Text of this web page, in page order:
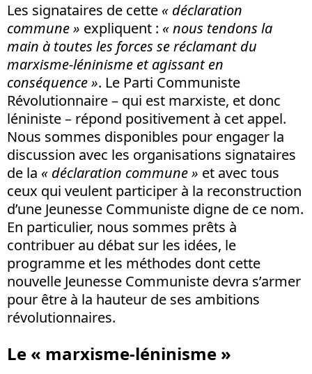
Les signataires de cette « déclaration
commune » expliquent : « nous tendons la
main à toutes les forces se réclamant du
marxisme-léninisme et agissant en
conséquence ». Le Parti Communiste
Révolutionnaire – qui est marxiste, et donc
léniniste – répond positivement à cet appel.
Nous sommes disponibles pour engager la
discussion avec les organisations signataires
de la « déclaration commune » et avec tous
ceux qui veulent participer à la reconstruction
d’une Jeunesse Communiste digne de ce nom.
En particulier, nous sommes prêts à
contribuer au débat sur les idées, le
programme et les méthodes dont cette
nouvelle Jeunesse Communiste devra s’armer
pour être à la hauteur de ses ambitions
révolutionnaires.
Le « marxisme-léninisme »